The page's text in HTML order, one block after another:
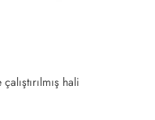
hali